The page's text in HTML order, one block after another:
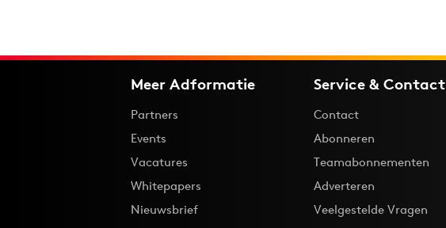
Meer Adformatie
Partners
Events
Vacatures
Whitepapers
Nieuwsbrief
Service & Contact
Contact
Abonneren
Teamabonnementen
Adverteren
Veelgestelde Vragen